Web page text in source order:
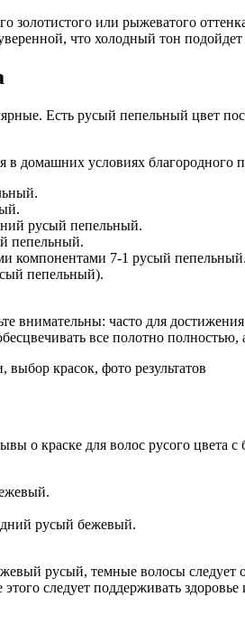
золотистого или рыжеватого
что холодный тон подойдет
Есть русый пепельный цвет
домашних условиях благородного
русый пепельный.
пепельный.
компонентами 7-1 русый пепельный.
пепельный).
внимательны: часто для
все полотно
о краске для волос русого
русый бежевый.
русый, темные волосы
следует поддерживать